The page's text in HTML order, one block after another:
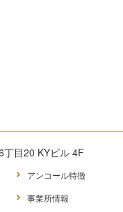
目20 KYビル 4F
アンコール特徴
事業所情報